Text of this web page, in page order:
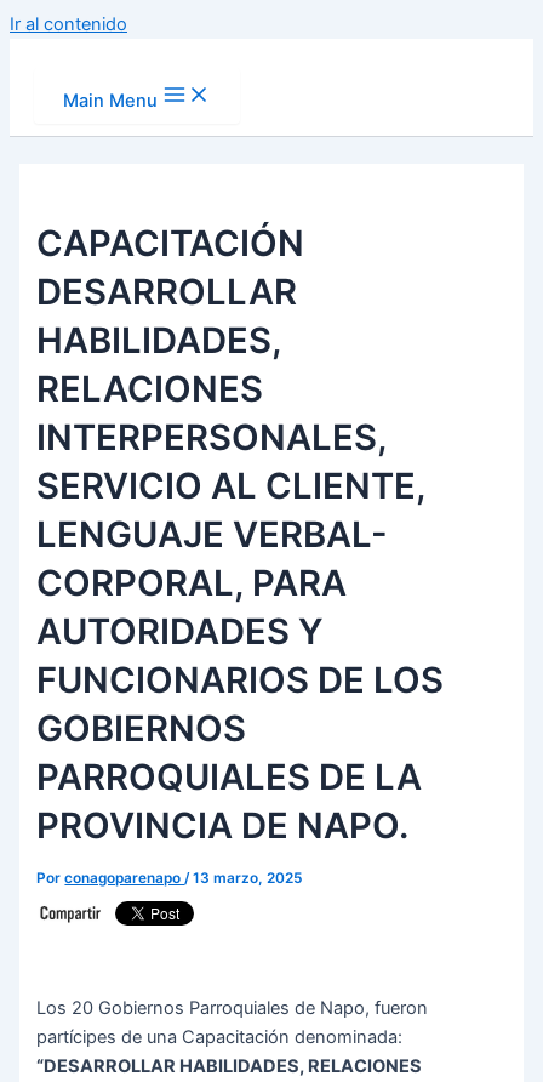
Ir al contenido
Main Menu
CAPACITACIÓN
DESARROLLAR
HABILIDADES,
RELACIONES
INTERPERSONALES,
SERVICIO AL CLIENTE,
LENGUAJE VERBAL-
CORPORAL, PARA
AUTORIDADES Y
FUNCIONARIOS DE LOS
GOBIERNOS
PARROQUIALES DE LA
PROVINCIA DE NAPO.
Porconagoparenapo/13 marzo, 2025
Los 20 Gobiernos Parroquiales de Napo, fueron
partícipes de una Capacitación denominada:
“DESARROLLAR HABILIDADES, RELACIONES